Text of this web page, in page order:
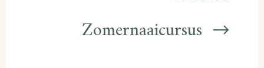
Zomernaaicursus